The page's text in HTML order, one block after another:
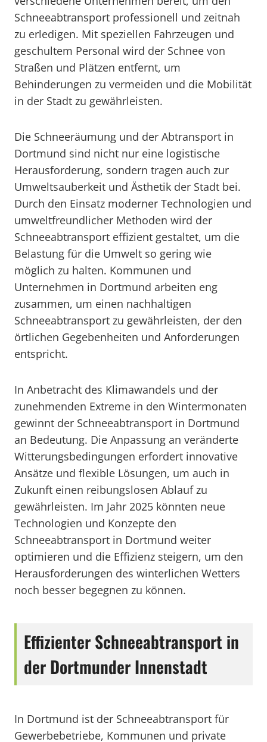
Schneeabtransport professionell und zeitnah
zu erledigen. Mit speziellen Fahrzeugen und
geschultem Personal wird der Schnee von
Straßen und Plätzen entfernt, um
Behinderungen zu vermeiden und die Mobilität
in der Stadt zu gewährleisten.
Die Schneeräumung und der Abtransport in
Dortmund sind nicht nur eine logistische
Herausforderung, sondern tragen auch zur
Umweltsauberkeit und Ästhetik der Stadt bei.
Durch den Einsatz moderner Technologien und
umweltfreundlicher Methoden wird der
Schneeabtransport effizient gestaltet, um die
Belastung für die Umwelt so gering wie
möglich zu halten. Kommunen und
Unternehmen in Dortmund arbeiten eng
zusammen, um einen nachhaltigen
Schneeabtransport zu gewährleisten, der den
örtlichen Gegebenheiten und Anforderungen
entspricht.
In Anbetracht des Klimawandels und der
zunehmenden Extreme in den Wintermonaten
gewinnt der Schneeabtransport in Dortmund
an Bedeutung. Die Anpassung an veränderte
Witterungsbedingungen erfordert innovative
Ansätze und flexible Lösungen, um auch in
Zukunft einen reibungslosen Ablauf zu
gewährleisten. Im Jahr 2025 könnten neue
Technologien und Konzepte den
Schneeabtransport in Dortmund weiter
optimieren und die Effizienz steigern, um den
Herausforderungen des winterlichen Wetters
noch besser begegnen zu können.
Effizienter Schneeabtransport in
der Dortmunder Innenstadt
In Dortmund ist der Schneeabtransport für
Gewerbebetriebe, Kommunen und private